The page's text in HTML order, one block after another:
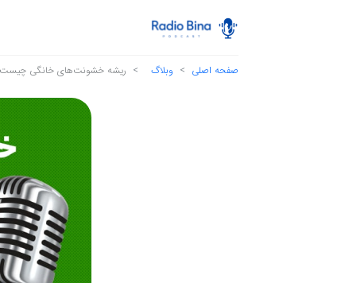
صفحه اصلی وبلاگ ریشه خشونت‌های خانگی